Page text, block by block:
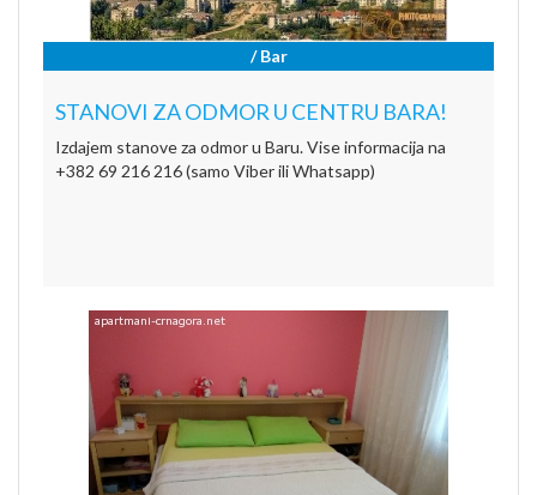
/ Bar
STANOVI ZA ODMOR U CENTRU BARA!
Izdajem stanove za odmor u Baru. Vise informacija na
+382 69 216 216 (samo Viber ili Whatsapp)